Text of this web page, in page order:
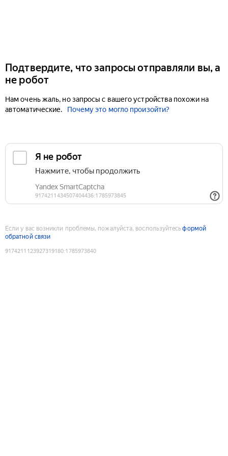
Подтвердите, что запросы отправляли вы, а
не робот
Нам очень жаль, но запросы с вашего устройства похожи на
автоматические.
Почему это могло произойти?
Если у вас возникли проблемы, пожалуйста, воспользуйтесьформой
обратной связи
9174211123927319180:1785973840